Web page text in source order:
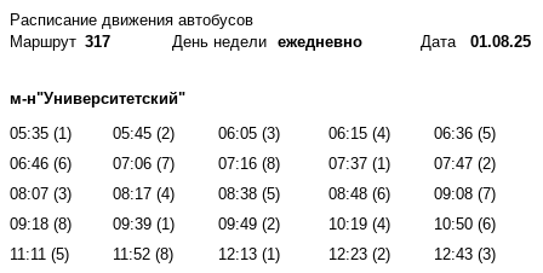
Расписание движения автобусов
Маршрут 317 День недели ежедневно Дата 01.08.25
м-н"Университетский"
05:35 (1)
05:45 (2) 06:05 (3) 06:15 (4)
06:36 (5)
06:46 (6)
07:06 (7) 07:16 (8) 07:37 (1)
07:47 (2)
08:07 (3)
08:17 (4) 08:38 (5) 08:48 (6)
09:08 (7)
09:18 (8)
09:39 (1) 09:49 (2) 10:19 (4)
10:50 (6)
11:11 (5)
11:52 (8) 12:13 (1) 12:23 (2)
12:43 (3)